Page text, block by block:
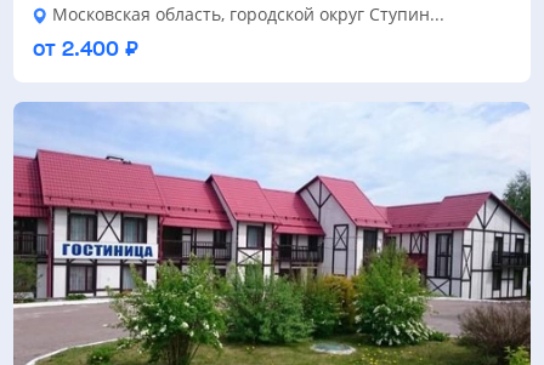
Московская область, городской округ Ступин...
от 2.400 ₽